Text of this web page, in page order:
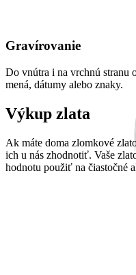
Gravírovanie
Do vnútra i na vrchnú stranu
mená, dátumy alebo znaky.
Výkup zlata
Ak máte doma zlomkové
ich u nás zhodnotiť. Vaše
hodnotu použiť na čiastočné